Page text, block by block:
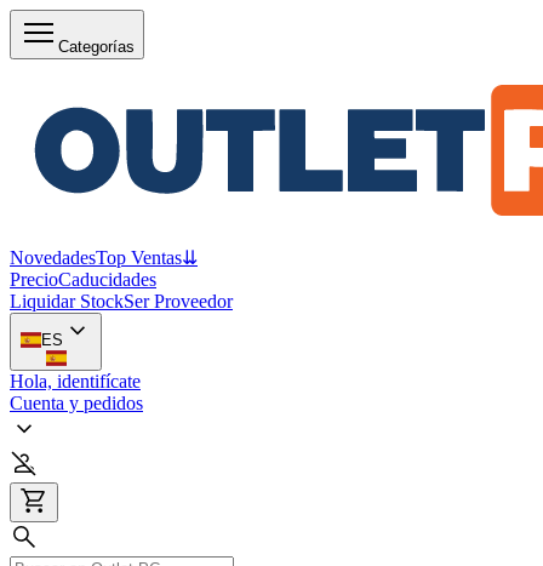
Categorías
NovedadesTop Ventas⇊
PrecioCaducidades
Liquidar StockSer Proveedor
ES
Hola, identifícate
Cuenta y pedidos